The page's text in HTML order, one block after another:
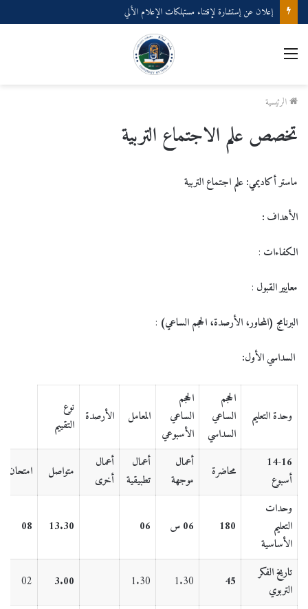
إعلان عن إستشارة لإقتناء عتاد ولوازم الإعلام الألي
القائمة
الرئيسية
تخصص علم الاجتماع التربية
ماستر أكاديمي:علم اجتماع التربية
الأهداف:
الكفاءات :
معايير القبول :
البرنامج (المحاور، الأرصدة، الحجم الساعي) :
السداسي الأول:
وحدة التعليم
الحجم
الساعي
السداسي
الحجم
الساعي
الأسبوعي
المعامل الأرصدة
نوع
التقييم
14-16
أسبوع
محاضرة
أعمال
موجهة
أعمال
تطبيقية
أعمال
أخرى
متواصل
امتحان
وحدات
التعليم
الأساسية
180 06 س 06
13.30
08
تاريخ الفكر
التربوي
45
1.30
1.30
3.00
02